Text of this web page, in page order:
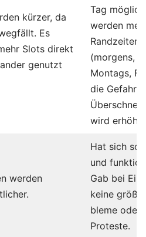
kürzer, da
Es
Slots direkt
genutzt
Tag
werden
Randzeiten
(morgens,
Montags,
die Gefahr
wird erhöht.
werden
Hat sich so
und
Gab bei
keine
bleme oder
Proteste.